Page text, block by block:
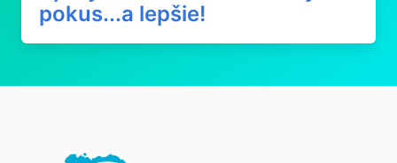
pokus...a lepšie!